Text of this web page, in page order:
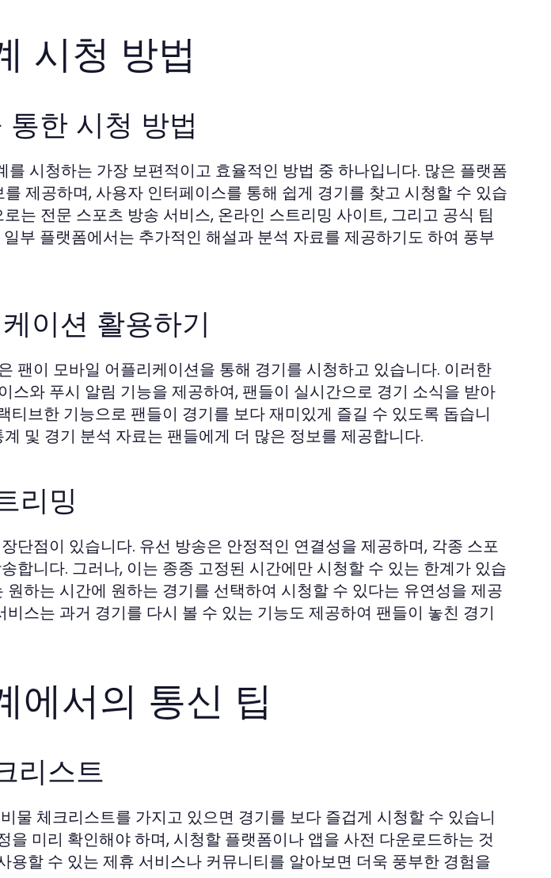
시청 방법
한 시청 방법
시청하는 가장 보편적이고 효율적인 방법 중 하나입니다. 많은 플랫폼
제공하며, 사용자 인터페이스를 통해 쉽게 경기를 찾고 시청할 수 있습
는 전문 스포츠 방송 서비스, 온라인 스트리밍 사이트, 그리고 공식 팀
부 플랫폼에서는 추가적인 해설과 분석 자료를 제공하기도 하여 풍부
이션 활용하기
팬이 모바일 어플리케이션을 통해 경기를 시청하고 있습니다. 이러한
스와 푸시 알림 기능을 제공하여, 팬들이 실시간으로 경기 소식을 받아
티브한 기능으로 팬들이 경기를 보다 재미있게 즐길 수 있도록 돕습니
및 경기 분석 자료는 팬들에게 더 많은 정보를 제공합니다.
리밍
단점이 있습니다. 유선 방송은 안정적인 연결성을 제공하며, 각종 스포
합니다. 그러나, 이는 종종 고정된 시간에만 시청할 수 있는 한계가 있습
원하는 시간에 원하는 경기를 선택하여 시청할 수 있다는 유연성을 제공
비스는 과거 경기를 다시 볼 수 있는 기능도 제공하여 팬들이 놓친 경기
에서의 통신 팁
리스트
물 체크리스트를 가지고 있으면 경기를 보다 즐겁게 시청할 수 있습니
을 미리 확인해야 하며, 시청할 플랫폼이나 앱을 사전 다운로드하는 것
용할 수 있는 제휴 서비스나 커뮤니티를 알아보면 더욱 풍부한 경험을